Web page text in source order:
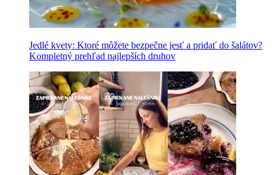
Jedlé kvety: Ktoré môžete bezpečne jesť a pridať do šalátov?
Kompletný prehľad najlepších druhov